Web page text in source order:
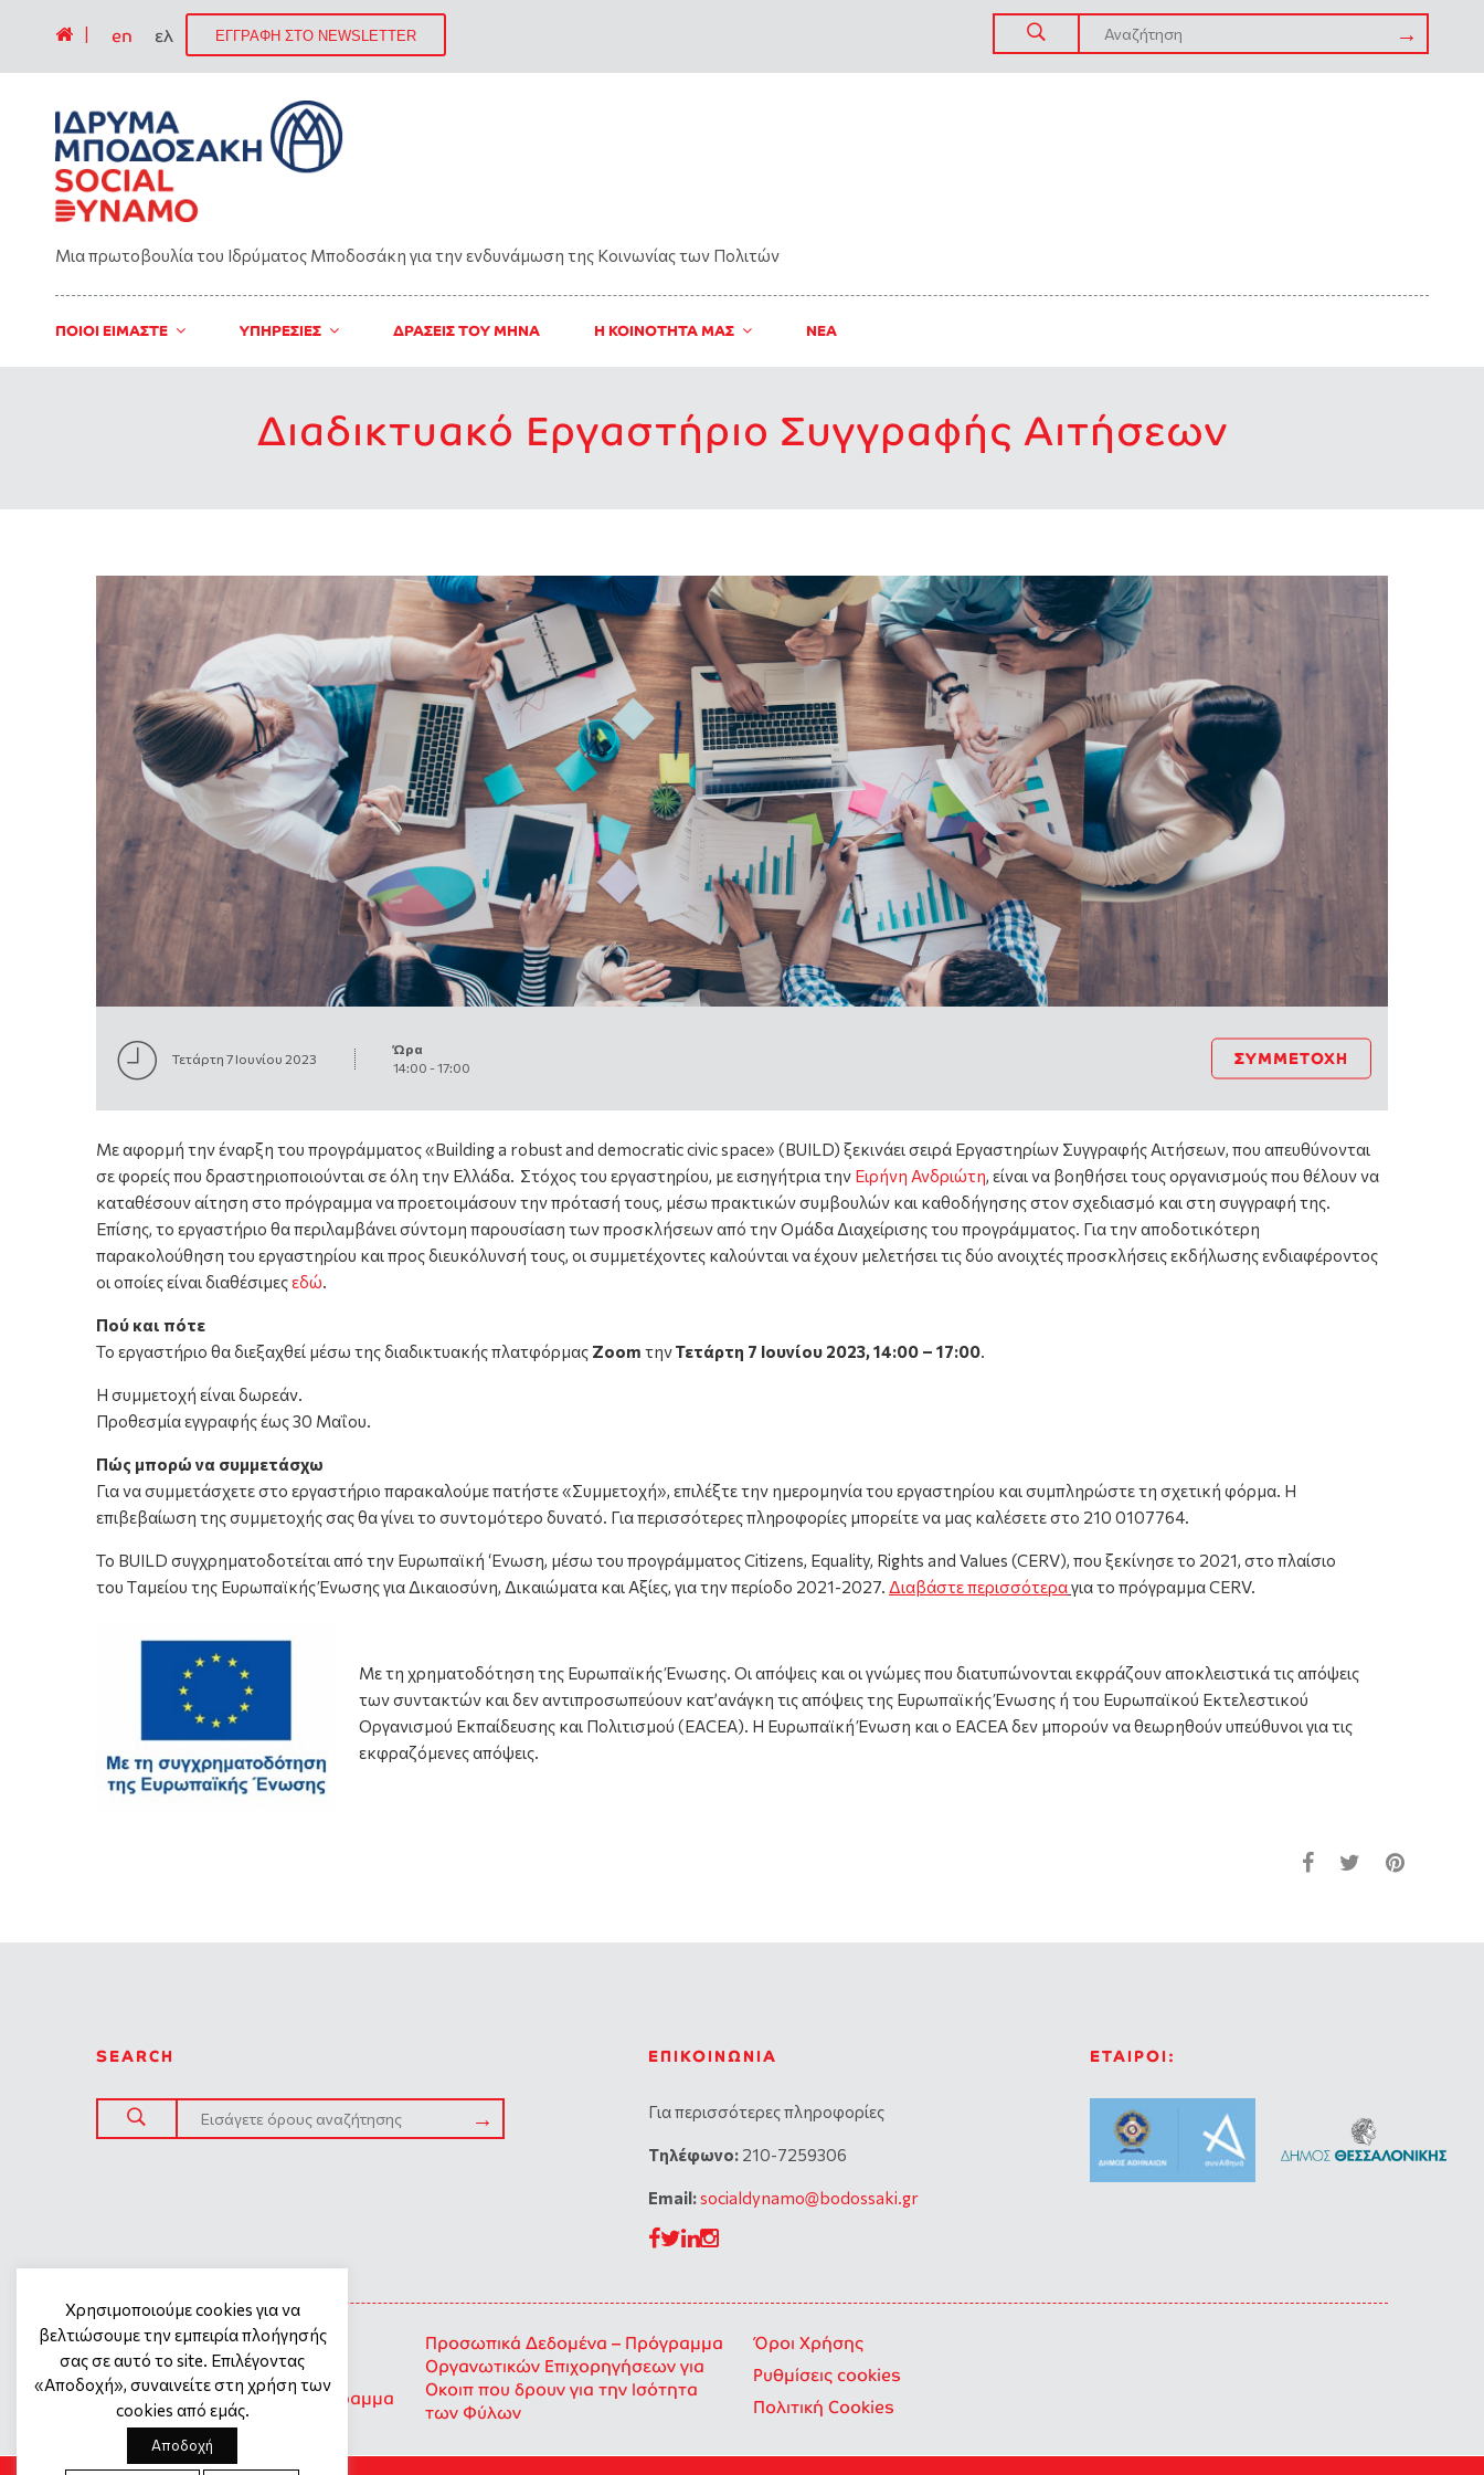
en ελ ΕΓΓΡΑΦΗ ΣΤΟ NEWSLETTER
Μια πρωτοβουλία του Ιδρύματος Μποδοσάκη για την ενδυνάμωση της Kοινωνίας των Πολιτών
ΠΟΙΟΙ ΕΙΜΑΣΤΕ ΥΠΗΡΕΣΙΕΣ ΔΡΑΣΕΙΣ ΤΟΥ ΜΗΝΑ Η ΚΟΙΝΟΤΗΤΑ ΜΑΣ ΝΈΑ
Διαδικτυακό Εργαστήριο Συγγραφής Αιτήσεων
Τετάρτη 7 Ιουνίου 2023
Ώρα
14:00 -17:00 ΣΥΜΜΕΤΟΧΉ
Με αφορμή την έναρξη του προγράμματος «Building a robust and democratic civic space» (BUILD) ξεκινάει σειρά Εργαστηρίων Συγγραφής Αιτήσεων, που απευθύνονται
σε φορείς που δραστηριοποιούνται σε όλη την Ελλάδα. Στόχος του εργαστηρίου, με εισηγήτρια την Ειρήνη Ανδριώτη, είναι να βοηθήσει τους οργανισμούς που θέλουν να
καταθέσουν αίτηση στο πρόγραμμα να προετοιμάσουν την πρότασή τους, μέσω πρακτικών συμβουλών και καθοδήγησης στον σχεδιασμό και στη συγγραφή της.
Επίσης, το εργαστήριο θα περιλαμβάνει σύντομη παρουσίαση των προσκλήσεων από την Ομάδα Διαχείρισης του προγράμματος. Για την αποδοτικότερη
παρακολούθηση του εργαστηρίου και προς διευκόλυνσή τους, οι συμμετέχοντες καλούνται να έχουν μελετήσει τις δύο ανοιχτές προσκλήσεις εκδήλωσης ενδιαφέροντος
οι οποίες είναι διαθέσιμεςεδώ.
Πού και πότε
Το εργαστήριο θα διεξαχθεί μέσω της διαδικτυακής πλατφόρμας Zoom τηνΤετάρτη 7 Ιουνίου 2023, 14:00 – 17:00.
Η συμμετοχή είναι δωρεάν.
Προθεσμία εγγραφήςέως 30 Μαΐου.
Πώς μπορώ να συμμετάσχω
Για να συμμετάσχετε στο εργαστήριο παρακαλούμε πατήστε «Συμμετοχή», επιλέξτε την ημερομηνία του εργαστηρίου και συμπληρώστε τη σχετική φόρμα. Η
επιβεβαίωση της συμμετοχής σας θα γίνει το συντομότερο δυνατό. Για περισσότερες πληροφορίες μπορείτε να μας καλέσετε στο 210 0107764.
Το BUILD συγχρηματοδοτείται από την Ευρωπαϊκή ‘Ενωση, μέσω του προγράμματος Citizens, Equality, Rights and Values (CERV), που ξεκίνησε το 2021, στο πλαίσιο
του Tαμείου της Ευρωπαϊκής Ένωσης για Δικαιοσύνη, Δικαιώματα και Αξίες, για την περίοδο 2021-2027. Διαβάστε περισσότεραγια το πρόγραμμα CERV.
Με τη χρηματοδότηση της Ευρωπαϊκής Ένωσης. Οι απόψεις και οι γνώμες που διατυπώνονται εκφράζουν αποκλειστικά τις απόψεις
των συντακτών και δεν αντιπροσωπεύουν κατ’ανάγκη τις απόψεις της Ευρωπαϊκής Ένωσης ή του Ευρωπαϊκού Εκτελεστικού
Οργανισμού Εκπαίδευσης και Πολιτισμού (EACEA). Η Ευρωπαϊκή Ένωση και ο EACEA δεν μπορούν να θεωρηθούν υπεύθυνοι για τις
εκφραζόμενες απόψεις.
SEARCH ΕΠΙΚΟΙΝΩΝΊΑ
Για περισσότερες πληροφορίες
Tηλέφωνο: 210-7259306
Email:socialdynamo@bodossaki.gr
ΕΤΑΙΡΟΙ:
Γενική πολιτική προστασίας
προσωπικών δεδομένων
Προσωπικά Δεδομένα – Πρόγραμμα
Σημεία Στήριξης
Προσωπικά Δεδομένα – Πρόγραμμα
Οργανωτικών Επιχορηγήσεων για
Οκοιπ που δρουν για την Ισότητα
των Φύλων
Όροι Χρήσης
Ρυθμίσεις cookies
Πολιτική Cookies
Χρησιμοποιούμε cookies για να
βελτιώσουμε την εμπειρία πλοήγησής
σας σε αυτό το site. Επιλέγοντας
«Αποδοχή», συναινείτε στη χρήση των
cookies από εμάς.
Αποδοχή